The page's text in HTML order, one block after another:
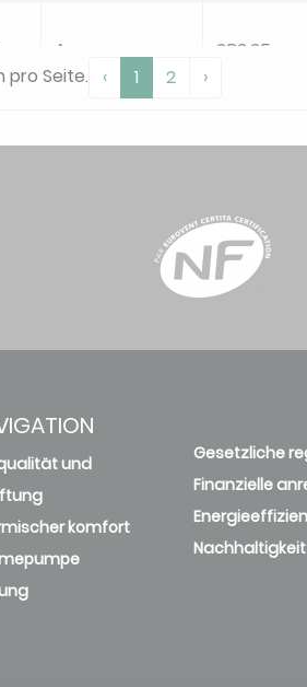
A 282.25
A 250.9
155.25
A 236.23
B 180.24
pro Seite. ‹ 1 2 ›
und
komfort
Gesetzliche
Finanzielle
Nachhaltigkeit